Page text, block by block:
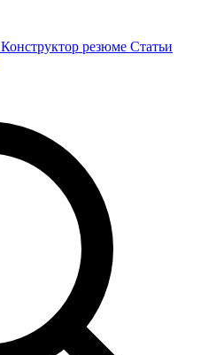
Конструктор резюме Статьи